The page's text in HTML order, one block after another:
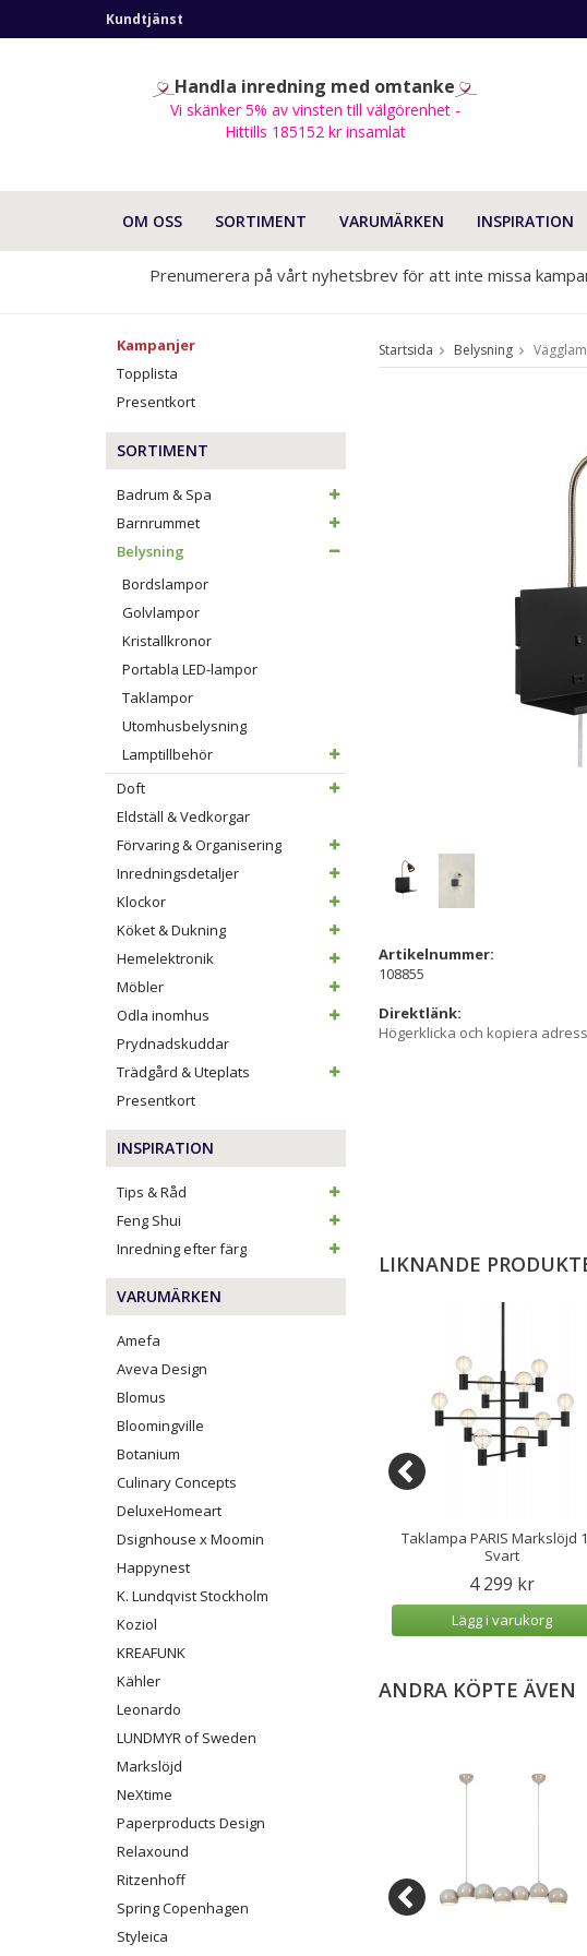
Kundtjänst
Handla inredning med omtanke
Vi skänker 5% av vinsten till välgörenhet -
Hittills 185152 kr insamlat
OM OSS SORTIMENT VARUMÄRKEN INSPIRATION
Prenumerera på vårt nyhetsbrev för att inte missa
Kampanjer
Topplista
Presentkort
SORTIMENT
Badrum & Spa
Barnrummet
Belysning
Bordslampor
Golvlampor
Kristallkronor
Portabla LED-lampor
Taklampor
Utomhusbelysning
Lamptillbehör
Doft
Eldställ & Vedkorgar
Förvaring & Organisering
Inredningsdetaljer
Klockor
Köket & Dukning
Hemelektronik
Möbler
Odla inomhus
Prydnadskuddar
Trädgård & Uteplats
Presentkort
INSPIRATION
Tips & Råd
Feng Shui
Inredning efter färg
VARUMÄRKEN
Amefa
Aveva Design
Blomus
Bloomingville
Botanium
Culinary Concepts
DeluxeHomeart
Dsignhouse x Moomin
Happynest
K. Lundqvist Stockholm
Koziol
KREAFUNK
Kähler
Leonardo
LUNDMYR of Sweden
Markslöjd
NeXtime
Paperproducts Design
Relaxound
Ritzenhoff
Spring Copenhagen
Styleica
Startsida Belysning
Artikelnummer:
108855
Direktlänk:
Högerklicka och kopiera
LIKNANDE
Kristallkrona Markslöjd Gränsö
Taklampa PARIS Markslöjd
Svart
4 299 kr
Lägg i varukorg
ANDRA KÖPTE ÄVEN